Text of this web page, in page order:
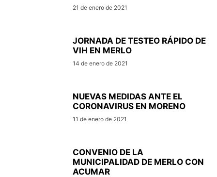
21 de enero de 2021
JORNADA DE TESTEO RÁPIDO DE
VIH EN MERLO
14 de enero de 2021
NUEVAS MEDIDAS ANTE EL
CORONAVIRUS EN MORENO
11 de enero de 2021
CONVENIO DE LA
MUNICIPALIDAD DE MERLO CON
ACUMAR